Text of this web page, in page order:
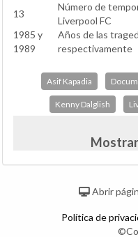
13
Número de
Liverpool FC
1985 y
1989
Años de las
respectivamente
Asif Kapadia
Kenny Dalglish
Abrir
Política de